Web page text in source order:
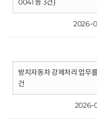
0041 등 3건)
2026-
방치자동차 강제처리 업무
건
2026-